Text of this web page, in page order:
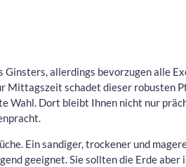
allerdings bevorzugen alle
Mittagszeit schadet dieser robusten
Wahl. Dort bleibt Ihnen nicht nur
Ein sandiger, trockener und
geeignet. Sie sollten die Erde aber